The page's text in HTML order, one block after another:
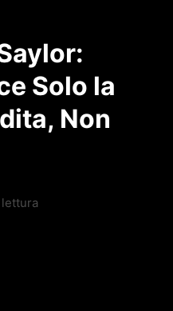
Solo la
Non